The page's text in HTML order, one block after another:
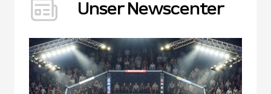
Unser Newscenter